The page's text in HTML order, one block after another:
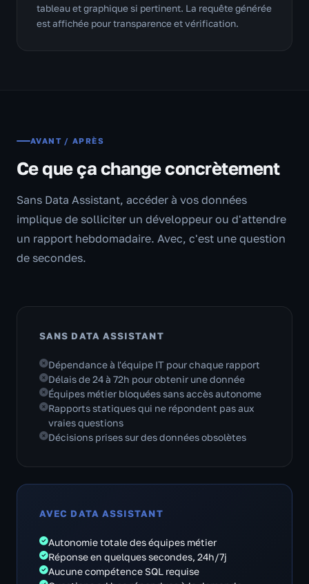
tableau et graphique si pertinent. La requête générée
est affichée pour transparence et vérification.
AVANT / APRÈS
Ce que ça change concrètement
Sans Data Assistant, accéder à vos données
implique de solliciter un développeur ou d'attendre
un rapport hebdomadaire. Avec, c'est une question
de secondes.
SANS DATA ASSISTANT
Dépendance à l'équipe IT pour chaque rapport
Délais de 24 à 72h pour obtenir une donnée
Équipes métier bloquées sans accès autonome
Rapports statiques qui ne répondent pas aux
vraies questions
Décisions prises sur des données obsolètes
AVEC DATA ASSISTANT
Autonomie totale des équipes métier
Réponse en quelques secondes, 24h/7j
Aucune compétence SQL requise